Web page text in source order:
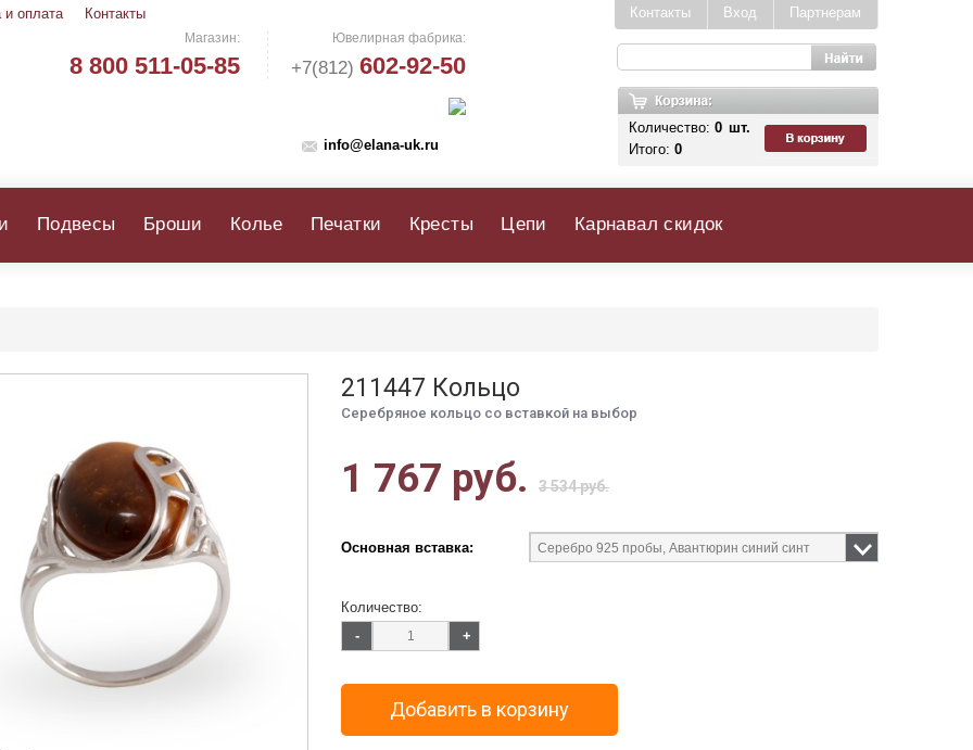
и оплата Контакты
Магазин:
8 800 511-05-85
Ювелирная фабрика:
+7(812) 602-92-50
info@elana-uk.ru
Партнерам
Вход
Контакты
Количество: 0 шт.
Итого: 0
Подвесы Броши Колье Печатки Кресты Цепи Карнавал скидок
211447 Кольцо
Серебряное кольцо со вставкой на выбор
1 767 руб. 3 534 руб.
Основная вставка:
Количество:
-
+
Добавить в корзину